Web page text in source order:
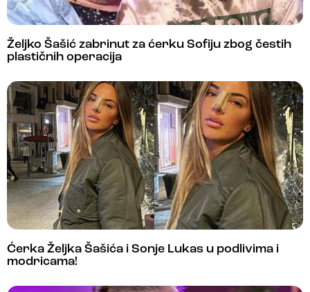
Željko Šašić zabrinut za ćerku Sofiju zbog čestih
plastičnih operacija
Ćerka Željka Šašića i Sonje Lukas u podlivima i
modricama!